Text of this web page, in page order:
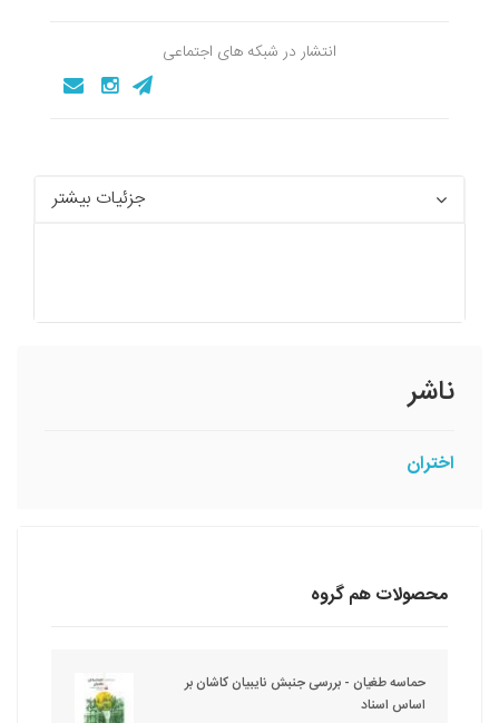
انتشار در شبکه های اجتماعی
جزئیات بیشتر
ناشر
اختران
محصولات هم گروه
حماسه طغیان - بررسی جنبش نایبیان کاشان بر
اساس اسناد